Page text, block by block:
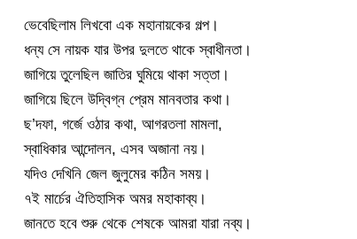
ভেবেছিলাম লিখবো এক মহানায়কের গল্প।
ধন্য সে নায়ক যার উপর দুলতে থাকে স্বাধীনতা।
জাগিয়ে তুলেছিল জাতির ঘুমিয়ে থাকা সত্তা।
জাগিয়ে ছিলে উদ্বিগ্ন প্রেম মানবতার কথা।
ছ’দফা, গর্জে ওঠার কথা, আগরতলা মামলা,
স্বাধিকার আন্দোলন, এসব অজানা নয়।
যদিও দেখিনি জেল জুলুমের কঠিন সময়।
৭ই মার্চের ঐতিহাসিক অমর মহাকাব্য।
জানতে হবে শুরু থেকে শেষকে আমরা যারা নব্য।